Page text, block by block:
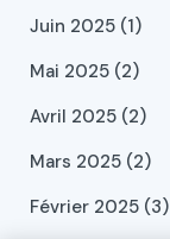
Juin 2025 (1)
Mai 2025 (2)
Avril 2025 (2)
Mars 2025 (2)
Février 2025 (3)